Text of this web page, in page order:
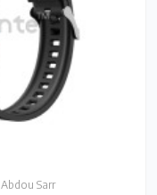
Abdou Sarr